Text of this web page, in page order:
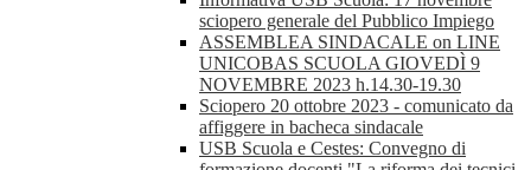
sciopero generale del Pubblico Impiego
ASSEMBLEA SINDACALE on LINE
UNICOBAS SCUOLA GIOVEDÌ 9
NOVEMBRE 2023 h.14.30-19.30
Sciopero 20 ottobre 2023 - comunicato da
affiggere in bacheca sindacale
USB Scuola e Cestes: Convegno di